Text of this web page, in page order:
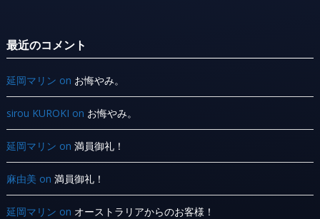
最近のコメント
延岡マリン on お悔やみ。
sirou KUROKI on お悔やみ。
延岡マリン on 満員御礼！
麻由美 on 満員御礼！
延岡マリン on オーストラリアからのお客様！